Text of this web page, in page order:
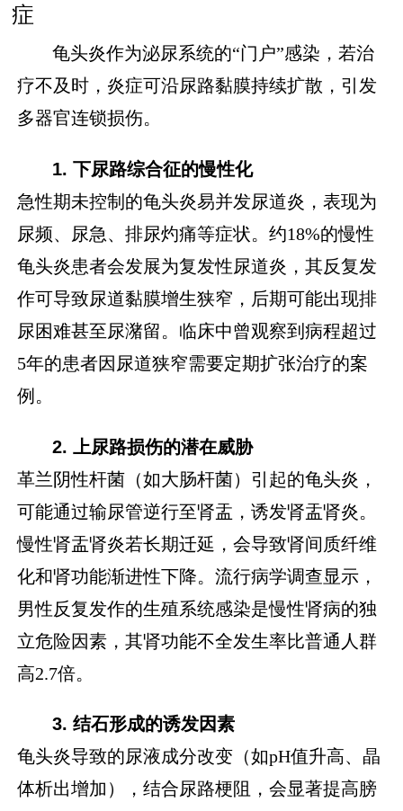
症
龟头炎作为泌尿系统的“门户”感染，若治
疗不及时，炎症可沿尿路黏膜持续扩散，引发
多器官连锁损伤。
1. 下尿路综合征的慢性化
急性期未控制的龟头炎易并发尿道炎，表现为
尿频、尿急、排尿灼痛等症状。约18%的慢性
龟头炎患者会发展为复发性尿道炎，其反复发
作可导致尿道黏膜增生狭窄，后期可能出现排
尿困难甚至尿潴留。临床中曾观察到病程超过
5年的患者因尿道狭窄需要定期扩张治疗的案
例。
2. 上尿路损伤的潜在威胁
革兰阴性杆菌（如大肠杆菌）引起的龟头炎，
可能通过输尿管逆行至肾盂，诱发肾盂肾炎。
慢性肾盂肾炎若长期迁延，会导致肾间质纤维
化和肾功能渐进性下降。流行病学调查显示，
男性反复发作的生殖系统感染是慢性肾病的独
立危险因素，其肾功能不全发生率比普通人群
高2.7倍。
3. 结石形成的诱发因素
龟头炎导致的尿液成分改变（如pH值升高、晶
体析出增加），结合尿路梗阻，会显著提高膀